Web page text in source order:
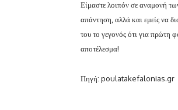
Είμαστε λοιπόν σε αναμονή
απάντηση, αλλά και εμείς να
του το γεγονός ότι για πρώτη
αποτέλεσμα!
Πηγή: poulatakefalonias.gr